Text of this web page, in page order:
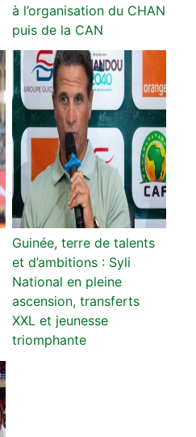
à l’organisation du CHAN
puis de la CAN
Guinée, terre de talents
et d’ambitions : Syli
National en pleine
ascension, transferts
XXL et jeunesse
triomphante